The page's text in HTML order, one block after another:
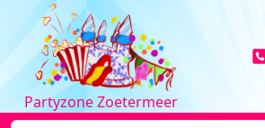
Partyzone Zoetermeer